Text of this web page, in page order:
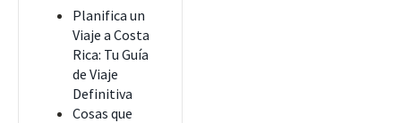
Planifica un
Viaje a Costa
Rica: Tu Guía
de Viaje
Definitiva
Cosas que